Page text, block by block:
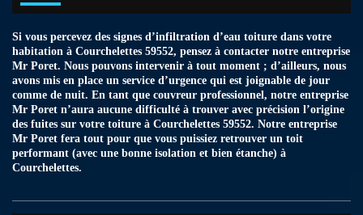
Si vous percevez des signes d’infiltration d’eau toiture dans votre
habitation à Courchelettes 59552, pensez à contacter notre entreprise
Mr Poret. Nous pouvons intervenir à tout moment ; d’ailleurs, nous
avons mis en place un service d’urgence qui est joignable de jour
comme de nuit. En tant que couvreur professionnel, notre entreprise
Mr Poret n’aura aucune difficulté à trouver avec précision l’origine
des fuites sur votre toiture à Courchelettes 59552. Notre entreprise
Mr Poret fera tout pour que vous puissiez retrouver un toit
performant (avec une bonne isolation et bien étanche) à
Courchelettes.